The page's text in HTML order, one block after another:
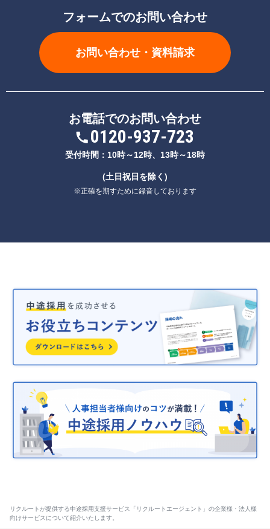
フォームでのお問い合わせ
お問い合わせ・資料請求
お電話でのお問い合わせ
0120-937-723
受付時間：10時～12時、13時～18時
(土日祝日を除く)
※正確を期すために録音しております
リクルートが提供する中途採用支援サービス「リクルートエージェント」の企業様・法人様
向けサービスについて紹介いたします。